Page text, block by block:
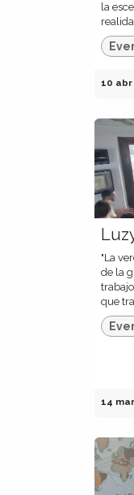
la
10 abr
"La
de la
que
14